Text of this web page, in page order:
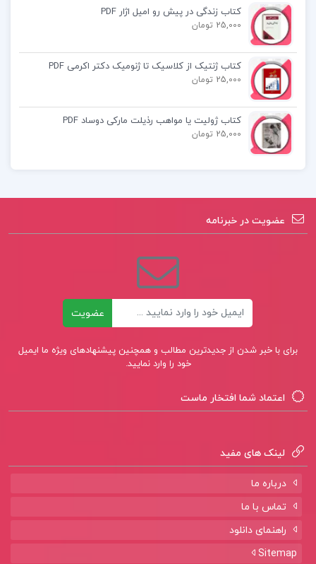
کتاب زندگی در پیش رو امیل اژار PDF
25,000 تومان
کتاب ژنتیک از کلاسیک تا ژنومیک دکتر اکرمی PDF
25,000 تومان
کتاب ژولیت یا مواهب رذیلت مارکی دوساد PDF
25,000 تومان
عضویت در خبرنامه
عضویت
برای با خبر شدن از جدیدترین مطالب و همچنین پیشنهادهای ویژه ما ایمیل
خود را وارد نمایید.
اعتماد شما افتخار ماست
لینک های مفید
درباره ما
تماس با ما
راهنمای دانلود
Sitemap